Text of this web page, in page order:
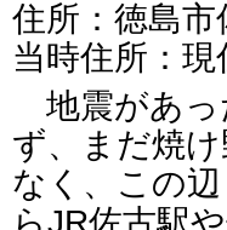
住所：徳島市
当時住所：現
地震があっ
ず、まだ焼
なく、この